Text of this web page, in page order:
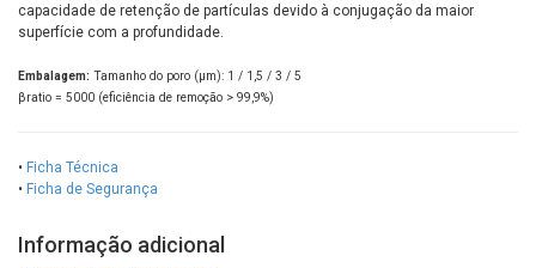
capacidade de retenção de partículas devido à conjugação da maior
superfície com a profundidade.
Embalagem: Tamanho do poro (μm): 1 / 1,5 / 3 / 5
βratio = 5000 (eficiência de remoção > 99,9%)
• Ficha Técnica
• Ficha de Segurança
Informação adicional